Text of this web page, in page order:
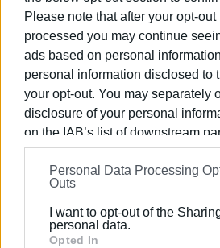
Please note that after your opt-out
processed you may continue
ads based on personal
personal information disclosed to
your opt-out. You may separately
disclosure of your personal
on the IAB’s list of downstream
information may also be
on theIAB’s List of Downstream
further disclose it to other third
Please note that this website/app
Google services and may gather
Personal Data Processing
Outs
I want to opt-out of the
personal data.
Opted In